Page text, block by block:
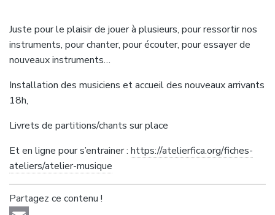
Juste pour le plaisir de jouer à plusieurs, pour ressortir nos
instruments, pour chanter, pour écouter, pour essayer de
nouveaux instruments…
Installation des musiciens et accueil des nouveaux arrivants
18h,
Livrets de partitions/chants sur place
Et en ligne pour s’entrainer : https://atelierfica.org/fiches-
ateliers/atelier-musique
Partagez ce contenu !